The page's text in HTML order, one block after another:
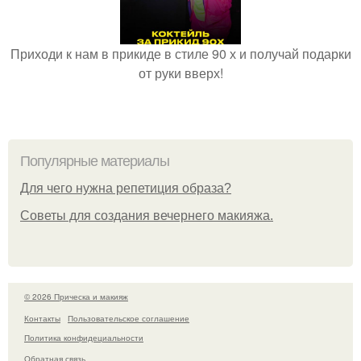
Приходи к нам в прикиде в стиле 90 х и получай подарки
от руки вверх!
Популярные материалы
Для чего нужна репетиция образа?
Советы для создания вечернего макияжа.
© 2026 Прическа и макияж
Контакты
Пользовательское соглашение
Политика конфидециальности
Обратная связь